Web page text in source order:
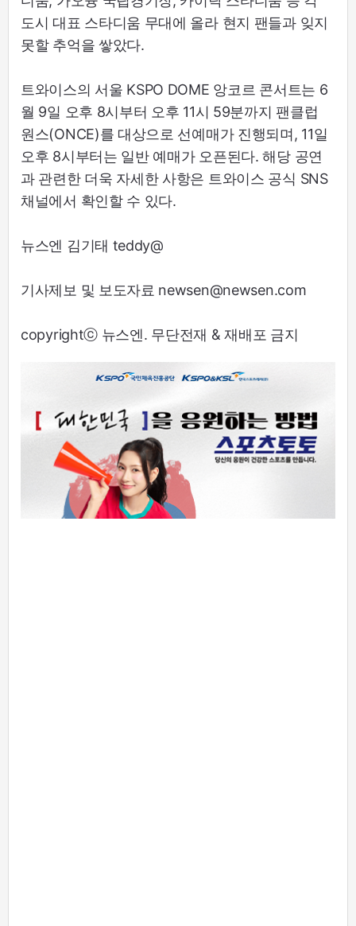
도시 대표 스타디움 무대에 올라 현지 팬들과 잊지
못할 추억을 쌓았다.
트와이스의 서울 KSPO DOME 앙코르 콘서트는 6
월 9일 오후 8시부터 오후 11시 59분까지 팬클럽
원스(ONCE)를 대상으로 선예매가 진행되며, 11일
오후 8시부터는 일반 예매가 오픈된다. 해당 공연
과 관련한 더욱 자세한 사항은 트와이스 공식 SNS
채널에서 확인할 수 있다.
뉴스엔 김기태 teddy@
기사제보 및 보도자료 newsen@newsen.com
copyrightⓒ 뉴스엔. 무단전재 & 재배포 금지